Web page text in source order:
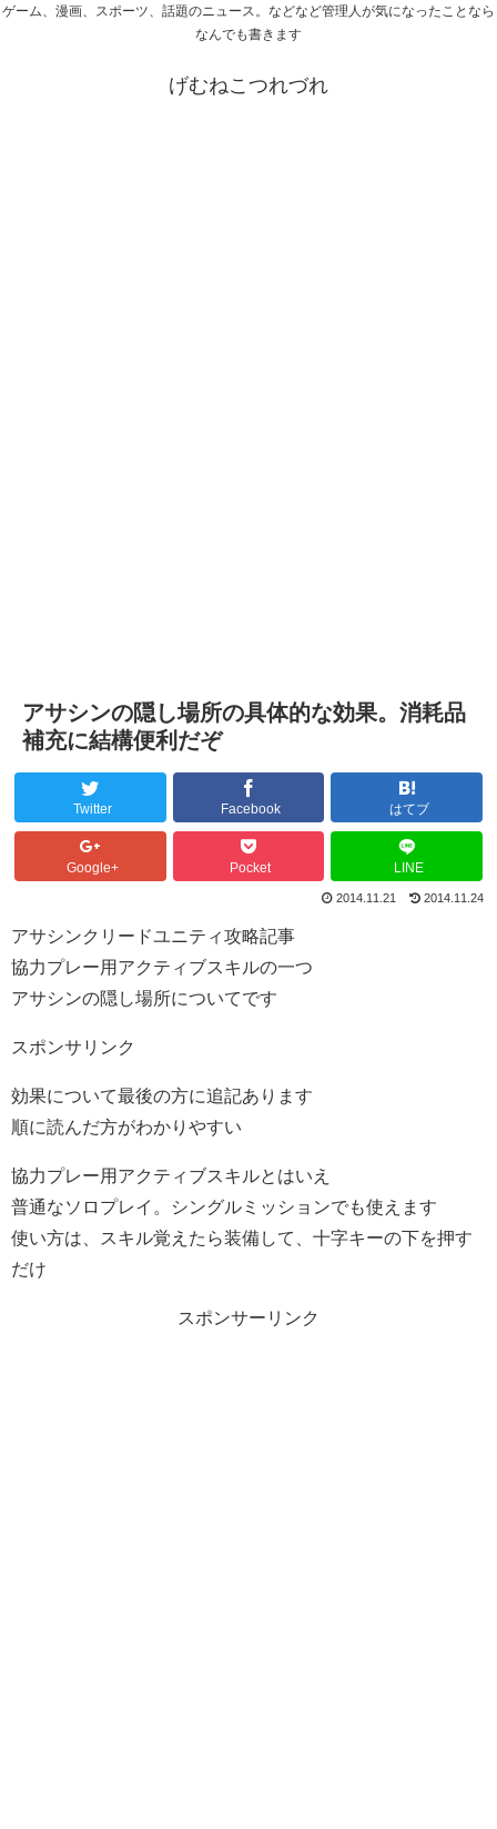
ゲーム、漫画、スポーツ、話題のニュース。などなど管理人が気になったことなら
なんでも書きます
げむねこつれづれ
アサシンの隠し場所の具体的な効果。消耗品
補充に結構便利だぞ
Twitter Facebook はてブ
Google+ Pocket LINE
2014.11.21 2014.11.24
アサシンクリードユニティ攻略記事
協力プレー用アクティブスキルの一つ
アサシンの隠し場所についてです
スポンサリンク
効果について最後の方に追記あります
順に読んだ方がわかりやすい
協力プレー用アクティブスキルとはいえ
普通なソロプレイ。シングルミッションでも使えます
使い方は、スキル覚えたら装備して、十字キーの下を押す
だけ
スポンサーリンク